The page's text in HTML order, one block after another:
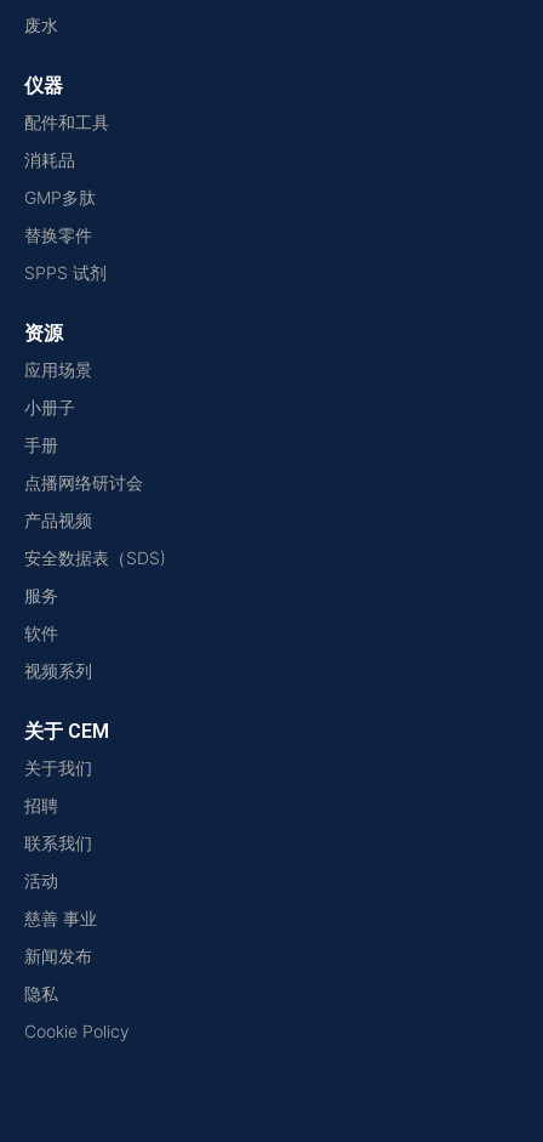
废水
仪器
配件和工具
消耗品
GMP多肽
替换零件
SPPS 试剂
资源
应用场景
小册子
手册
点播网络研讨会
产品视频
安全数据表（SDS)
服务
软件
视频系列
关于 CEM
关于我们
招聘
联系我们
活动
慈善 事业
新闻发布
隐私
Cookie Policy